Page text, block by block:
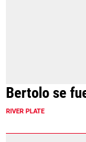
Bertolo se
RIVER PLATE